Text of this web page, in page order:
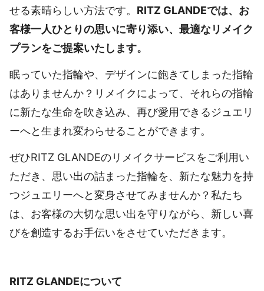
せる素晴らしい方法です。 RITZ GLANDEでは、お
客様一人ひとりの思いに寄り添い、最適なリメイク
プランをご提案いたします。
眠っていた指輪や、デザインに飽きてしまった指輪
はありませんか？リメイクによって、それらの指輪
に新たな生命を吹き込み、再び愛用できるジュエリ
ーへと生まれ変わらせることができます。
ぜひRITZ GLANDEのリメイクサービスをご利用い
ただき、思い出の詰まった指輪を、新たな魅力を持
つジュエリーへと変身させてみませんか？私たち
は、お客様の大切な思い出を守りながら、新しい喜
びを創造するお手伝いをさせていただきます。
RITZ GLANDEについて